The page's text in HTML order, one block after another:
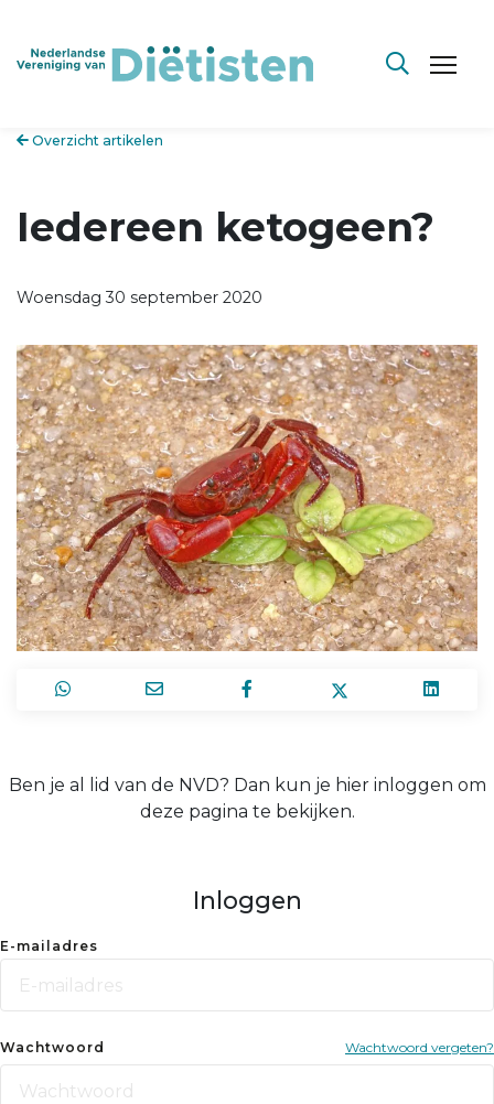
Overzicht artikelen
Iedereen ketogeen?
Woensdag 30 september 2020
Ben je al lid van de NVD? Dan kun je hier inloggen om
deze pagina te bekijken.
Inloggen
E-mailadres
Wachtwoord Wachtwoord vergeten?